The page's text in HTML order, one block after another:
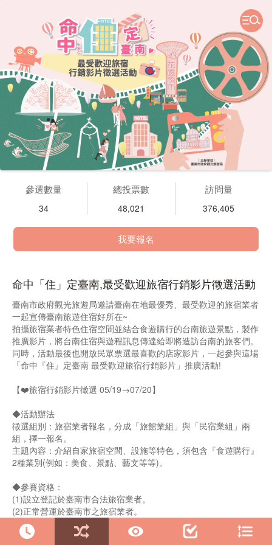
參選數量
34
總投票數
48,021
訪問量
376,405
我要報名
命中「住」定臺南,最受歡迎旅宿行銷影片徵選活動
臺南市政府觀光旅遊局邀請臺南在地最優秀、最受歡迎的旅宿業者
一起宣傳臺南旅遊住宿好所在~
拍攝旅宿業者特色住宿空間並結合食遊購行的台南旅遊景點，製作
推廣影片，將台南住宿與遊程訊息傳達給即將造訪台南的旅客們。
同時，活動最後也開放民眾票選最喜歡的店家影片，一起參與這場
「命中『住』定臺南 最受歡迎旅宿行銷影片」推廣活動!
【❤️旅宿行銷影片徵選 05/19→07/20】
◆活動辦法
徵選組別：旅宿業者報名，分成「旅館業組」與「民宿業組」兩
組，擇一報名。
主題內容：介紹自家旅宿空間、設施等特色，須包含『食遊購行』
2種業別(例如：美食、景點、藝文等等)。
◆參賽資格：
(1)設立登記於臺南市合法旅宿業者。
(2)正常營運於臺南市之旅宿業者。
(3)每一家限投稿一式作品。